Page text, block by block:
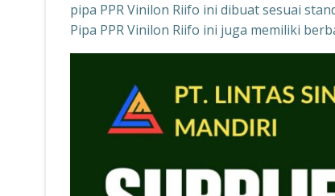
pipa PPR Vinilon Riifo ini dibuat sesuai
Pipa PPR Vinilon Riifo ini juga memiliki